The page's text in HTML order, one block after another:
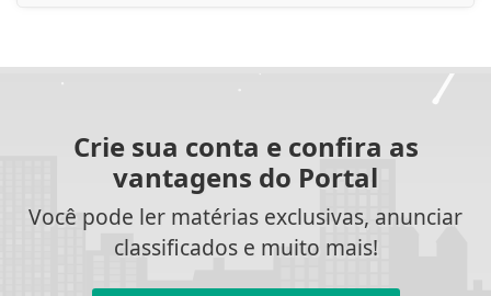
Crie sua conta e confira as
vantagens do Portal
Você pode ler matérias exclusivas, anunciar
classificados e muito mais!